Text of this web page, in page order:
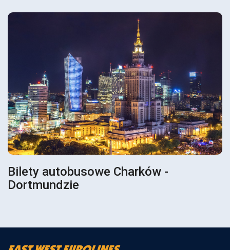
Bilety autobusowe Charków -
Dortmundzie